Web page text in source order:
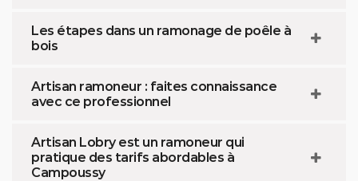
Les étapes dans un ramonage de poêle à
bois
Artisan ramoneur : faites connaissance
avec ce professionnel
Artisan Lobry est un ramoneur qui
pratique des tarifs abordables à
Campoussy